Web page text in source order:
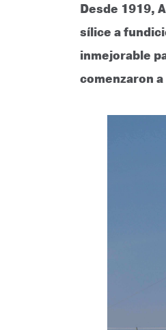
Desde 1919,
sílice a
inmejorable
comenzaron